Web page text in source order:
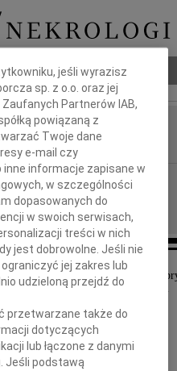
Birczyńska
w wieku 97 lat, po pięknym i
w Panu opatrzona Św. Sakramentami
Mama, Babcia i Prababcia
jeśli wyrazisz
sp. z o.o. oraz jej
] Zaufanych Partnerów IAB,
powiązaną z
Twoje dane
e-mail czy
informacje zapisane w
w szczególności
dopasowanych do
w swoich serwisach,
treści w nich
jest dobrowolne. Jeśli nie
jej zakres lub
udzieloną przejdź do
przetwarzane także do
dotyczących
lub łączone z danymi
Jeśli podstawą